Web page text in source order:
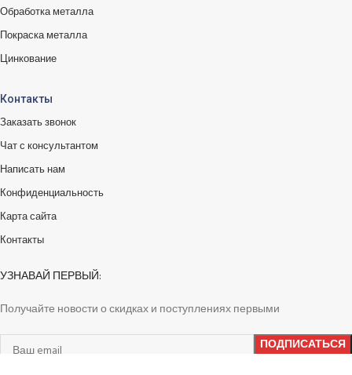
Обработка металла
Покраска металла
Цинкование
Контакты
Заказать звонок
Чат с консультантом
Написать нам
Конфиденциальность
Карта сайта
Контакты
УЗНАВАЙ ПЕРВЫЙ:
Получайте новости о скидках и поступлениях первыми